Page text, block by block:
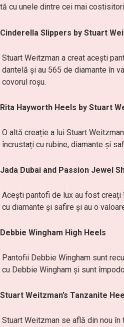
cu unele dintre cei mai
Slippers by Stuart
Stuart Weitzman a creat acești
dantelă și au 565 de diamante în
covorul roșu.
Hayworth Heels by Stuart
O altă creație a lui Stuart
încrustați cu rubine, diamante și
Dubai and Passion Jewel
Acești pantofi de lux au fost
cu diamante și safire și au o
Wingham High Heels
Pantofii Debbie Wingham sunt
cu Debbie Wingham și sunt
Weitzman’s Tanzanite
Stuart Weitzman se află din nou